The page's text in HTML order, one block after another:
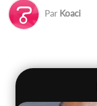
Par Koaci